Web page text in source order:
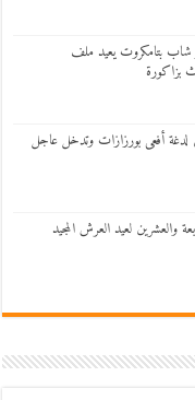
شاب بتامكروت يعيد ملف
بزاكورة
أفعى بورزازات وتدخل عاجل
والعشرين لعيد العرش المجيد